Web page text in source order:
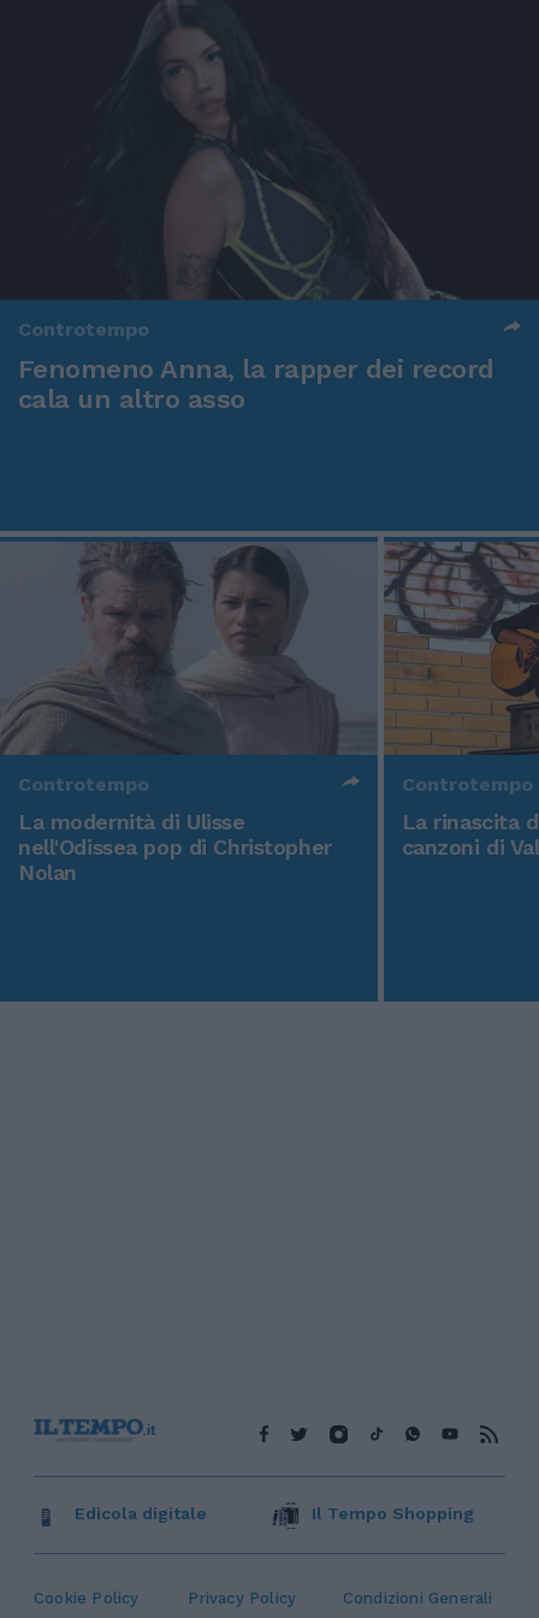
Controtempo
Fenomeno Anna, la rapper dei record
cala un altro asso
Controtempo
La modernità di Ulisse
nell'Odissea pop di Christopher
Nolan
Controtempo
La rinascita
canzoni di
Cookie Policy Privacy Policy Condizioni Generali
Edicola digitale Il Tempo Shopping